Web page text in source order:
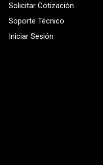
Solicitar Cotización
Soporte Técnico
Iniciar Sesión